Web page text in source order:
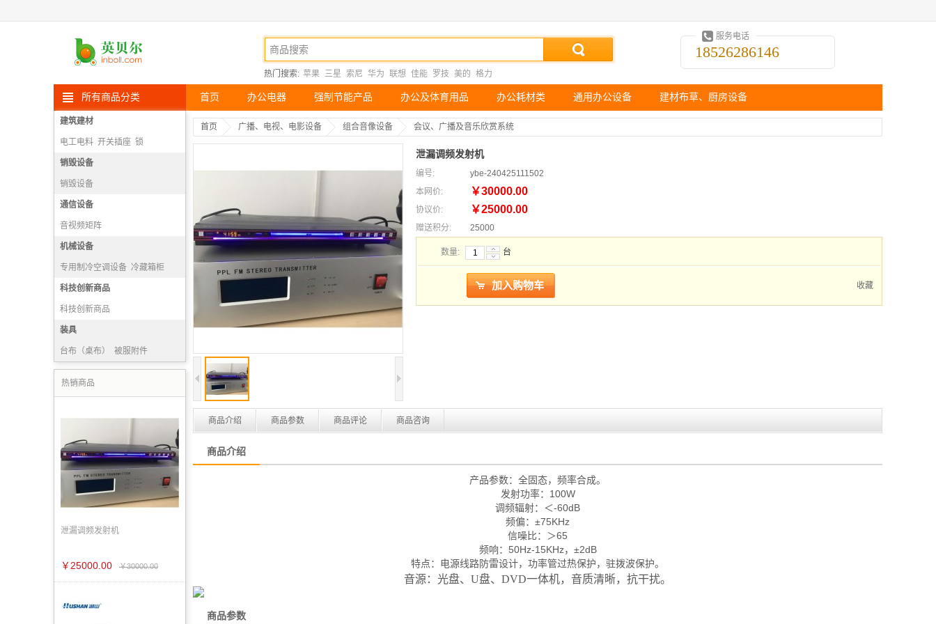
热门搜索: 苹果 三星 索尼 华为 联想 佳能 罗技 美的 格力
服务电话
18526286146
所有商品分类 首页 办公电器 强制节能产品 办公及体育用品 办公耗材类 通用办公设备 建材布草、厨房设备
建筑建材
电工电料 开关插座 锁
头部防护
销毁设备
销毁设备
通信设备
音视频矩阵
视频会议多点控制器
视频会议系统及会议室音频系统
视频会议会议室终端
机械设备
专用制冷空调设备 冷藏箱柜
空调机组
科技创新商品
科技创新商品
装具
台布（桌布） 被服附件
毛巾被 普通服装
热销商品
泄漏调频发射机
￥25000.00 ￥30000.00
首页 广播、电视、电影设备 组合音像设备 会议、广播及音乐欣赏系统
泄漏调频发射机
编号:
ybe-240425111502
本网价:
￥30000.00
协议价: ￥25000.00
赠送积分: 25000
数量: 台
收藏
商品介绍 商品参数 商品评论 商品咨询
商品介绍
产品参数：全固态，频率合成。
发射功率：100W
调频辐射：＜-60dB
频偏：±75KHz
信噪比：＞65
频响：50Hz-15KHz，±2dB
特点：电源线路防雷设计，功率管过热保护，驻拨波保护。
音源：光盘、U盘、DVD一体机，音质清晰，抗干扰。
商品参数